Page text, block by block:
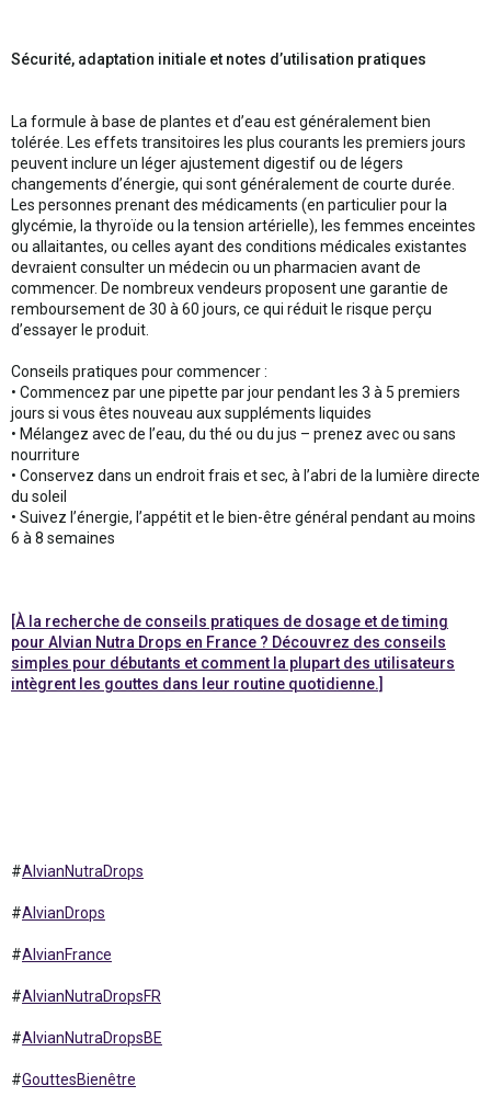
Sécurité, adaptation initiale et notes d’utilisation pratiques
La formule à base de plantes et d’eau est généralement bien
tolérée. Les effets transitoires les plus courants les premiers jours
peuvent inclure un léger ajustement digestif ou de légers
changements d’énergie, qui sont généralement de courte durée.
Les personnes prenant des médicaments (en particulier pour la
glycémie, la thyroïde ou la tension artérielle), les femmes enceintes
ou allaitantes, ou celles ayant des conditions médicales existantes
devraient consulter un médecin ou un pharmacien avant de
commencer. De nombreux vendeurs proposent une garantie de
remboursement de 30 à 60 jours, ce qui réduit le risque perçu
d’essayer le produit.
Conseils pratiques pour commencer :
• Commencez par une pipette par jour pendant les 3 à 5 premiers
jours si vous êtes nouveau aux suppléments liquides
• Mélangez avec de l’eau, du thé ou du jus – prenez avec ou sans
nourriture
• Conservez dans un endroit frais et sec, à l’abri de la lumière directe
du soleil
• Suivez l’énergie, l’appétit et le bien-être général pendant au moins
6 à 8 semaines
[À la recherche de conseils pratiques de dosage et de timing
pour Alvian Nutra Drops en France ? Découvrez des conseils
simples pour débutants et comment la plupart des utilisateurs
intègrent les gouttes dans leur routine quotidienne.]
#AlvianNutraDrops
#AlvianDrops
#AlvianFrance
#AlvianNutraDropsFR
#AlvianNutraDropsBE
#GouttesBienêtre